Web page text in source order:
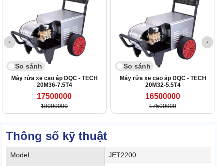
So sánh
Máy rửa xe cao áp DQC - TECH
20M36-7.5T4
17500000
18000000
So sánh
Máy rửa xe cao áp DQC - TECH
20M32-5.5T4
16500000
17500000
Thông số kỹ thuật
Model JET2200